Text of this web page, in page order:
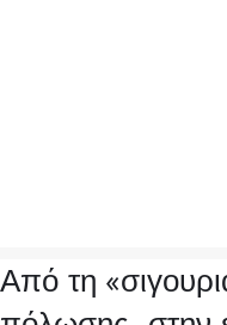
Από τη